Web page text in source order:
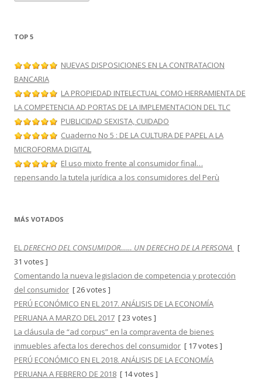
r
s
TOP 5
NUEVAS DISPOSICIONES EN LA CONTRATACION
BANCARIA
LA PROPIEDAD INTELECTUAL COMO HERRAMIENTA DE
LA COMPETENCIA AD PORTAS DE LA IMPLEMENTACION DEL TLC
PUBLICIDAD SEXISTA, CUIDADO
Cuaderno No 5 : DE LA CULTURA DE PAPEL A LA
MICROFORMA DIGITAL
El uso mixto frente al consumidor final…
repensando la tutela jurídica a los consumidores del Perù
MÁS VOTADOS
ELDERECHO DEL CONSUMIDOR…… UN DERECHO DE LA PERSONA [
31 votes ]
Comentando la nueva legislacion de competencia y protección
del consumidor [ 26 votes ]
PERÚ ECONÓMICO EN EL 2017. ANÁLISIS DE LA ECONOMÍA
PERUANA A MARZO DEL 2017 [ 23 votes ]
La cláusula de “ad corpus” en la compraventa de bienes
inmuebles afecta los derechos del consumidor [ 17 votes ]
PERÚ ECONÓMICO EN EL 2018. ANÁLISIS DE LA ECONOMÍA
PERUANA A FEBRERO DE 2018 [ 14 votes ]